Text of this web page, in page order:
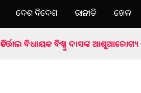
ଦେଶ ବିଦେଶ ରାଜନୀତି ଖେଳ
ତିର୍ତ୍ତୋଲ ବିଧାୟକ ବିଷ୍ଣୁ ଦାସଙ୍କ